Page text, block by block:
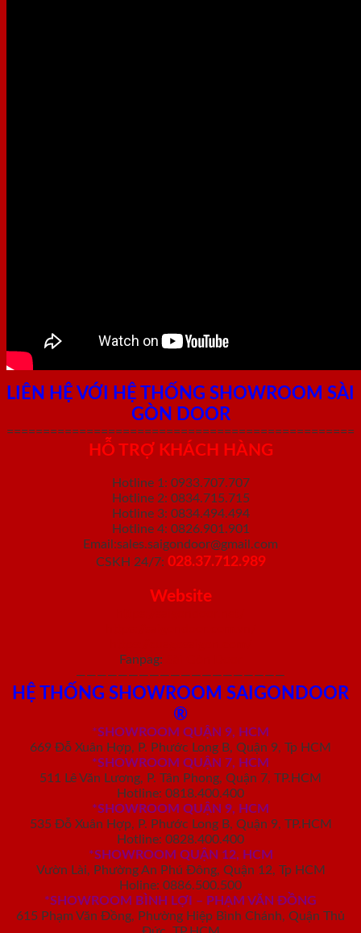
LIÊN HỆ VỚI HỆ THỐNG SHOWROOM SÀI
GÒN DOOR
================================================
HỖ TRỢ KHÁCH HÀNG
Hotline 1: 0933.707.707
Hotline 2: 0834.715.715
Hotline 3: 0834.494.494
Hotline 4: 0826.901.901
Email:sales.saigondoor@gmail.com
CSKH 24/7: 028.37.712.989
Website
Fanpag:
————————————————————
HỆ THỐNG SHOWROOM SAIGONDOOR
®
*SHOWROOM QUẬN 9, HCM
669 Đỗ Xuân Hợp, P. Phước Long B, Quận 9, Tp HCM
*SHOWROOM QUẬN 7, HCM
511 Lê Văn Lương, P. Tân Phong, Quận 7, TP.HCM
Hotline: 0818.400.400
*SHOWROOM QUẬN 9, HCM
535 Đỗ Xuân Hợp, P. Phước Long B, Quận 9, TP.HCM
Hotline: 0828.400.400
*SHOWROOM QUẬN 12, HCM
Vườn Lài, Phường An Phú Đông, Quận 12, Tp HCM
Holine: 0886.500.500
*SHOWROOM BÌNH LỢI – PHẠM VĂN ĐỒNG
615 Phạm Văn Đồng, Phường Hiệp Bình Chánh, Quận Thủ